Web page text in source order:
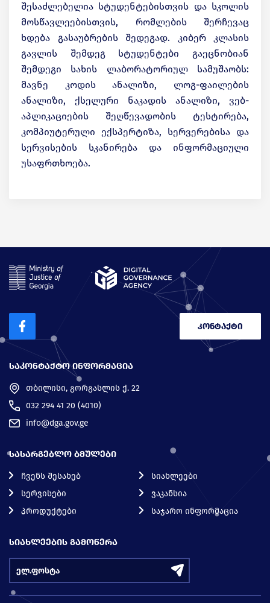
შესაძლებელია სტუდენტებისთვის და სკოლის
მოსწავლეებისთვის, რომლების შერჩევაც
ხდება გასაუბრების შედეგად. კიბერ კლასის
გავლის შემდეგ სტუდენტები გაეცნობიან
შემდეგი სახის ლაბორატორიულ სამუშაობს:
მავნე კოდის ანალიზი, ლოგ-ფაილების
ანალიზი, ქსელური ნაკადის ანალიზი, ვებ-
აპლიკაციების შეღწევადობის ტესტირება,
კომპიუტერული ექსპერტიზა, სერვერებისა და
სერვისების სკანირება და ინფორმაციული
უსაფრთხოება.
ᲡᲐᲙᲝᲜᲢᲐᲥᲢᲝ ᲘᲜᲤᲝᲠᲛᲐᲪᲘᲐ
თბილისი, გორგასლის ქ. 22
032 294 41 20 (4010)
info@dga.gov.ge
კონტაქტი
ᲡᲐᲡᲐᲠᲒᲔᲑᲚᲝ ᲑᲛᲣᲚᲔᲑᲘ
ჩვენს შესახებ
სერვისები
პროდუქტები
სიახლეები
ვაკანსია
საჯარო ინფორმაცია
ᲡᲘᲐᲮᲚᲔᲔᲑᲘᲡ ᲒᲐᲛᲝᲬᲔᲠᲐ